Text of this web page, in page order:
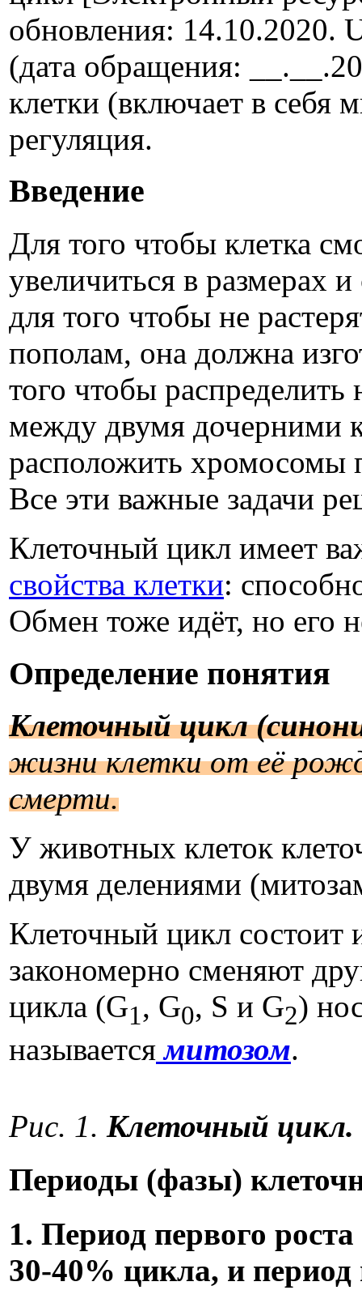
обновления:
(дата обращения:
клетки (включает в себя
регуляция.
Введение
Для того чтобы клетка
увеличиться в размерах
для того чтобы не
пополам, она должна
того чтобы
между двумя дочерними
расположить хромосомы
Все эти важные задачи
Клеточный цикл имеет
свойства клетки:
Обмен тоже идёт, но его
Определение понятия
Клеточный цикл
жизни клетки от её
смерти.
У животных клеток
двумя делениями
Клеточный цикл состоит
закономерно сменяют
цикла (G1, G0, S и G2)
называется митозом.
Рис. 1. Клеточный цикл.
Периоды (фазы)
1. Период первого
30-40% цикла, и период